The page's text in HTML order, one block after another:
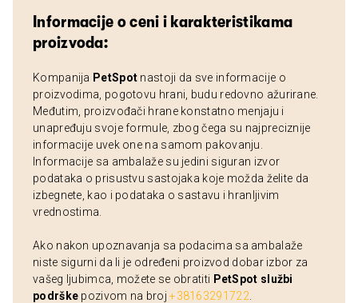
Informacije o ceni i karakteristikama
proizvoda:
Kompanija PetSpot nastoji da sve informacije o
proizvodima, pogotovu hrani, budu redovno ažurirane.
Međutim, proizvođači hrane konstatno menjaju i
unapređuju svoje formule, zbog čega su najpreciznije
informacije uvek one na samom pakovanju.
Informacije sa ambalaže su jedini siguran izvor
podataka o prisustvu sastojaka koje možda želite da
izbegnete, kao i podataka o sastavu i hranljivim
vrednostima.
Ako nakon upoznavanja sa podacima sa ambalaže
niste sigurni da li je određeni proizvod dobar izbor za
vašeg ljubimca, možete se obratiti PetSpot službi
podrške pozivom na broj+38163291722